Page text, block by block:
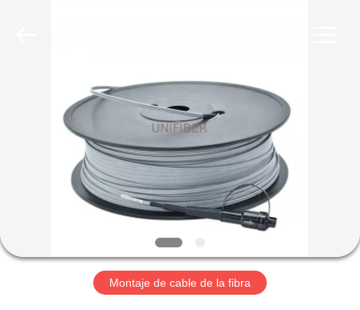
PRODUCTOS
SOBRE
NOSOTROS
VIAJE
Montaje de cable de la fibra